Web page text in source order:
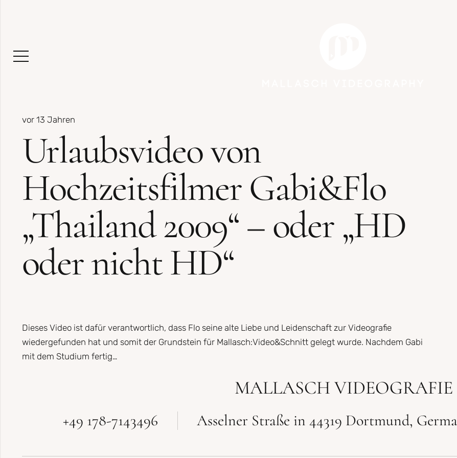
vor 13 Jahren
Urlaubsvideo von
Hochzeitsfilmer Gabi&Flo
„Thailand 2009“ – oder „HD
oder nicht HD“
Dieses Video ist dafür verantwortlich, dass Flo seine alte Liebe und Leidenschaft zur Videografie
wiedergefunden hat und somit der Grundstein für Mallasch:Video&Schnitt gelegt wurde. Nachdem Gabi
mit dem Studium fertig…
MALLASCH VIDEOGRAFIE
+49 178-7143496 Asselner Straße in 44319 Dortmund,